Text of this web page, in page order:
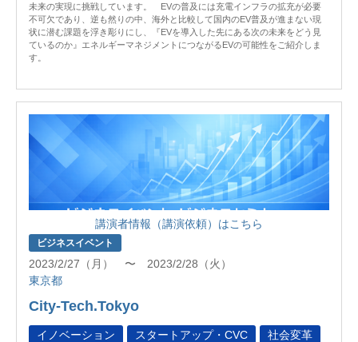
未来の実現に挑戦しています。 EVの普及には充電インフラの拡充が必要
不可欠であり、逆も然りの中、海外と比較して国内のEV普及が進まない現
状に潜む課題を浮き彫りにし、『EVを導入した先にある次の未来をどう見
ているのか』エネルギーマネジメントにつながるEVの可能性をご紹介しま
す。
講演者情報（講演依頼）はこちら
ビジネスイベント
2023/2/27（月） 〜 2023/2/28（火）
東京都
City-Tech.Tokyo
イノベーション スタートアップ・CVC 社会変革